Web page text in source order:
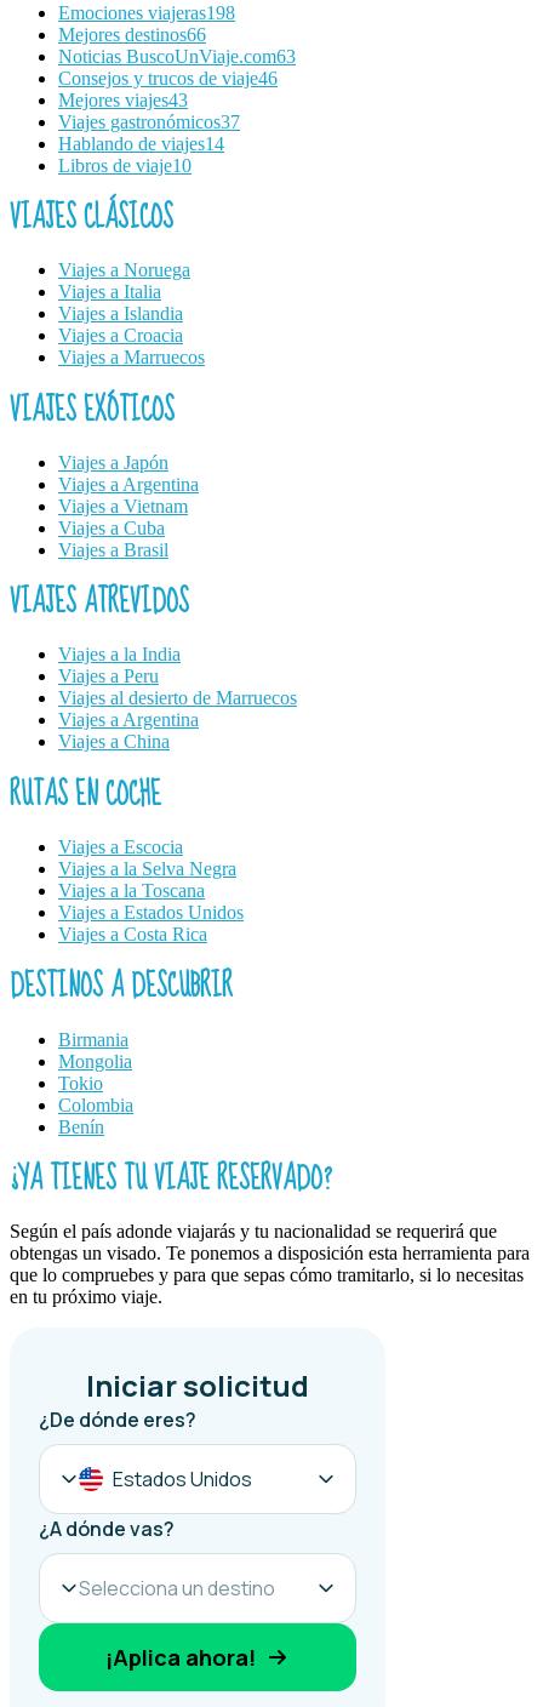
Emociones viajeras198
Mejores destinos66
Noticias BuscoUnViaje.com63
Consejos y trucos de viaje46
Mejores viajes43
Viajes gastronómicos37
Hablando de viajes14
Libros de viaje10
VIAJES CLÁSICOS
Viajes a Noruega
Viajes a Italia
Viajes a Islandia
Viajes a Croacia
Viajes a Marruecos
VIAJES EXÓTICOS
Viajes a Japón
Viajes a Argentina
Viajes a Vietnam
Viajes a Cuba
Viajes a Brasil
VIAJES ATREVIDOS
Viajes a la India
Viajes a Peru
Viajes al desierto de Marruecos
Viajes a Argentina
Viajes a China
RUTAS EN COCHE
Viajes a Escocia
Viajes a la Selva Negra
Viajes a la Toscana
Viajes a Estados Unidos
Viajes a Costa Rica
DESTINOS A DESCUBRIR
Birmania
Mongolia
Tokio
Colombia
Benín
¿YA TIENES TU VIAJE RESERVADO?
Según el país adonde viajarás y tu nacionalidad se requerirá que
obtengas un visado. Te ponemos a disposición esta herramienta para
que lo compruebes y para que sepas cómo tramitarlo, si lo necesitas
en tu próximo viaje.